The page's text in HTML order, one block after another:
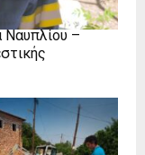
Ναυπλίου –